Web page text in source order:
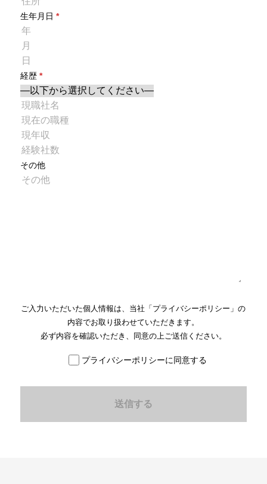
生年月日 *
経歴 *
その他
ご入力いただいた個人情報は、当社「 プライバシーポリシー 」の
内容でお取り扱わせていただきます。
必ず内容を確認いただき、同意の上ご送信ください。
プライバシーポリシーに同意する